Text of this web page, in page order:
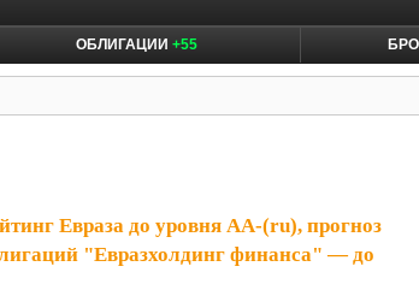
ОБЛИГАЦИИ +55
Евраза до уровня АА-(ru), прогноз
"Евразхолдинг финанса" — до